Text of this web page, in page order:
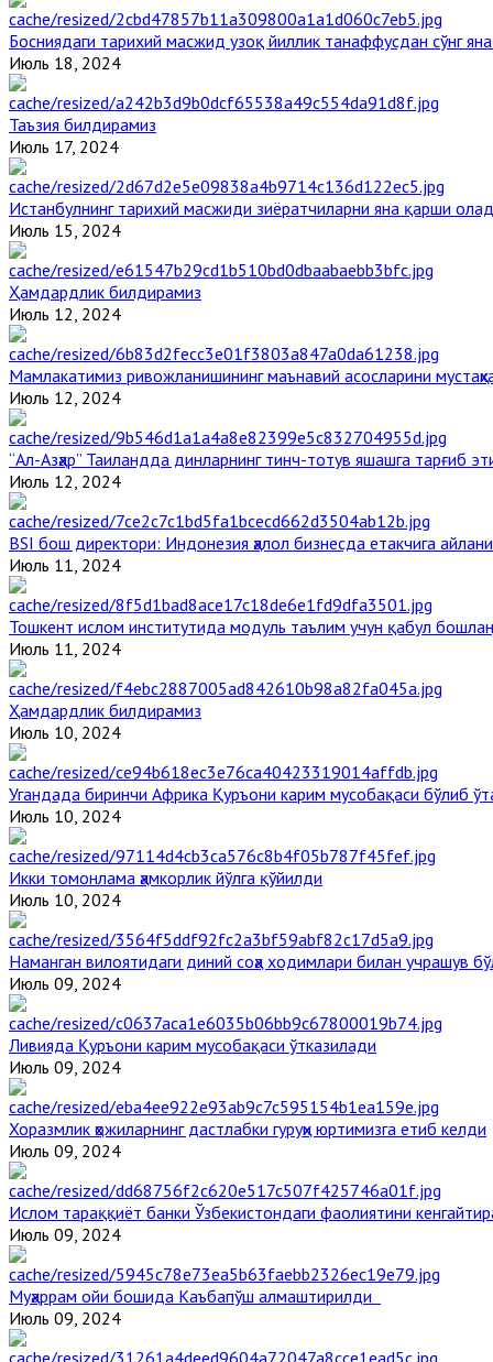
Босниядаги тарихий масжид узоқ йиллик танаффусдан сўнг
Июль 18, 2024
Таъзия билдирамиз
Июль 17, 2024
Истанбулнинг тарихий масжиди зиёратчиларни яна қарши
Июль 15, 2024
Ҳамдардлик билдирамиз
Июль 12, 2024
Мамлакатимиз ривожланишининг маънавий асосларини
Июль 12, 2024
“Ал-Азҳар” Таиландда динларнинг тинч-тотув яшашга тарғиб
Июль 12, 2024
BSI бош директори: Индонезия ҳалол бизнесда етакчига
Июль 11, 2024
Тошкент ислом институтида модуль таълим учун қабул
Июль 11, 2024
Ҳамдардлик билдирамиз
Июль 10, 2024
Угандада биринчи Aфрика Қуръони карим мусобақаси бўлиб
Июль 10, 2024
Икки томонлама ҳамкорлик йўлга қўйилди
Июль 10, 2024
Наманган вилоятидаги диний соҳа ходимлари билан учрашув
Июль 09, 2024
Ливияда Қуръони карим мусобақаси ўтказилади
Июль 09, 2024
Хоразмлик ҳожиларнинг дастлабки гуруҳи юртимизга етиб келди
Июль 09, 2024
Ислом тараққиёт банки Ўзбекистондаги фаолиятини
Июль 09, 2024
Муҳаррам ойи бошида Каъбапўш алмаштирилди
Июль 09, 2024